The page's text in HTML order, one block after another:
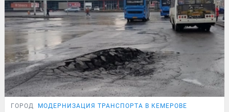
ГОРОД МОДЕРНИЗАЦИЯ ТРАНСПОРТА В КЕМЕРОВЕ